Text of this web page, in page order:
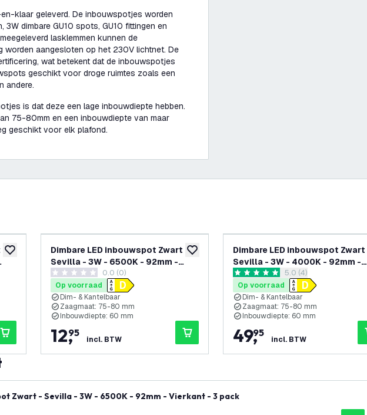
klaar geleverd. De inbouwspotjes worden
3W dimbare GU10 spots, GU10 fittingen en
lasklemmen kunnen de
aangesloten op het 230V lichtnet. De
wat betekent dat de inbouwspotjes
geschikt voor droge ruimtes zoals een
andere.
is dat deze een lage inbouwdiepte hebben.
75-80mm en een inbouwdiepte van maar
geschikt voor elk plafond.
toevoegen aan verlanglijst
-
toevoegen aan verlanglijst
Dimbare LED inbouwspot Zwart -
Sevilla - 3W - 6500K - 92mm -
Vierkant
0 score sterren0.0 (0)
Op voorraad
Dim- & Kantelbaar
Zaagmaat: 75-80 mm
Inbouwdiepte: 60 mm
12,
95
incl. BTW
Dimbare LED inbouwspot
Sevilla - 3W - 4000K - 92mm -
Vierkant - 6 packreviews drawer openen
5 score sterren5.0 (4)
Op voorraad
Dim- & Kantelbaar
Zaagmaat: 75-80 mm
Inbouwdiepte: 60 mm
49,
95
incl. BTW
Zwart - Sevilla - 3W - 6500K - 92mm - Vierkant - 3 pack